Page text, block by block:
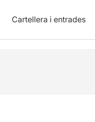
Cartellera i entrades